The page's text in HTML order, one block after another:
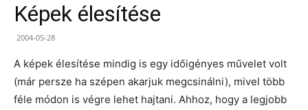
Képek élesítése
2004-05-28
A képek élesítése mindig is egy időigényes művelet volt
(már persze ha szépen akarjuk megcsinálni), mivel több
féle módon is végre lehet hajtani. Ahhoz, hogy a legjobb